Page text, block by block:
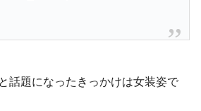
話題になったきっかけは女装姿で